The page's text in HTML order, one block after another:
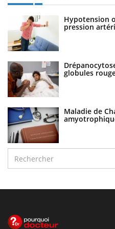
Hypotension
pression
globules
Maladie de